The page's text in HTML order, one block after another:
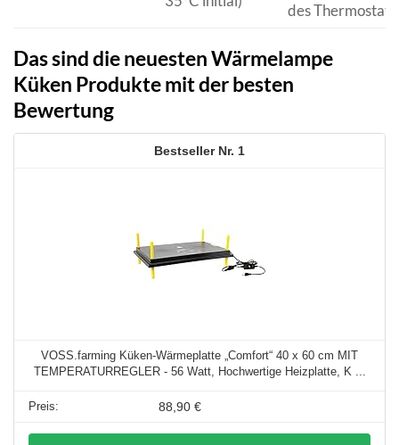
des Thermostats
Das sind die neuesten Wärmelampe
Küken Produkte mit der besten
Bewertung
1
VOSS.farming Küken-Wärmeplatte „Comfort“ 40 x 60 cm MIT
TEMPERATURREGLER - 56 Watt, Hochwertige Heizplatte, K ...
88,90 €